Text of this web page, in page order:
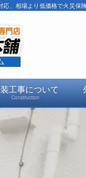
、相場より低価格で火災
工事について
Construction